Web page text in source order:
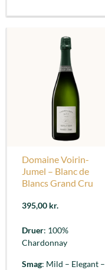
Domaine Voirin-
Jumel – Blanc de
Blancs Grand Cru
395,00 kr.
Druer: 100%
Chardonnay
Smag: Mild – Elegant –